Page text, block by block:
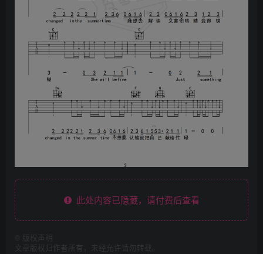
此处内容已隐藏，请付费后查看
版权声明
文章版权归作者所有，未经允许请勿转载。